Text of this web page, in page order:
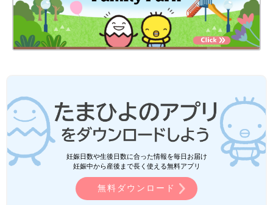
妊娠日数や生後日数に合った情報を毎日お届け
妊娠中から産後まで長く使える無料アプリ
無料ダウンロード